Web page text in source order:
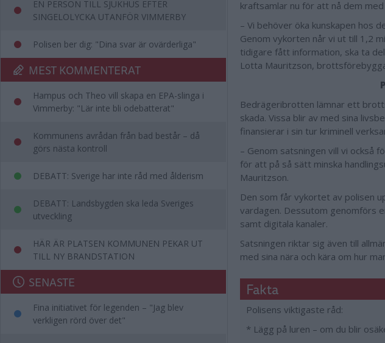
EN PERSON TILL SJUKHUS EFTER
SINGELOLYCKA UTANFÖR VIMMERBY
Polisen ber dig: "Dina svar är ovärderliga"
MEST KOMMENTERAT
Hampus och Theo vill skapa en EPA-slinga i
Vimmerby: "Lär inte bli odebatterat"
Kommunens avrådan från bad består – då
görs nästa kontroll
DEBATT: Sverige har inte råd med ålderism
DEBATT: Landsbygden ska leda Sveriges
utveckling
HÄR ÄR PLATSEN KOMMUNEN PEKAR UT
TILL NY BRANDSTATION
SENASTE
Fina initiativet för legenden – "Jag blev
verkligen rörd över det"
kraftsamlar nu för att nå dem
– Vi behöver öka kunskapen hos
Genom vykorten når vi ut till 1,2
tidigare fått information, ska ta
Lotta Mauritzson,
Bedrägeribrotten lämnar ett
skada. Vissa blir av med sina
finansierar i sin tur kriminell
– Genom satsningen vill vi
för att på så sätt minska
Mauritzson.
Den som får vykortet av polisen
vardagen. Dessutom genomförs
samt digitala kanaler.
Satsningen riktar sig även till
med sina nära och kära om hur
Fakta
Polisens viktigaste råd:
* Lägg på luren – om du blir